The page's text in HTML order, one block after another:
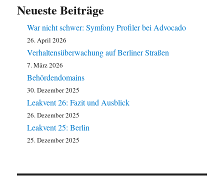
Neueste Beiträge
War nicht schwer: Symfony Profiler bei Advocado
26. April 2026
Verhaltensüberwachung auf Berliner Straßen
7. März 2026
Behördendomains
30. Dezember 2025
Leakvent 26: Fazit und Ausblick
26. Dezember 2025
Leakvent 25: Berlin
25. Dezember 2025